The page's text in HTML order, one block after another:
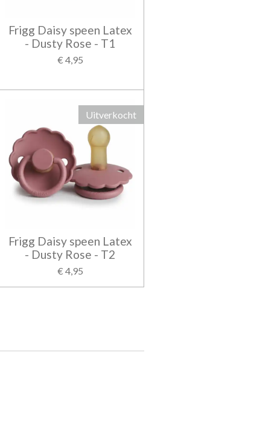
Frigg Daisy speen Latex
- Dusty Rose - T1
€ 4,95
Uitverkocht
Frigg Daisy speen Latex
- Dusty Rose - T2
€ 4,95